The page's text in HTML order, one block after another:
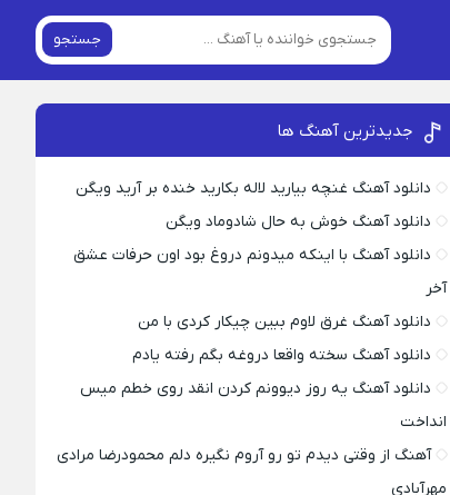
جستجو
جدیدترین آهنگ ها
دانلود آهنگ غنچه بیارید لاله بکارید خنده بر آرید ویگن
دانلود آهنگ خوش به حال شادوماد ویگن
دانلود آهنگ با اینکه میدونم دروغ بود اون حرفات عشق
آخر
دانلود آهنگ غرق لاوم ببین چیکار کردی با من
دانلود آهنگ سخته واقعا دروغه بگم رفته یادم
دانلود آهنگ یه روز دیوونم کردن انقد روی خطم میس
انداخت
آهنگ از وقتی دیدم تو رو آروم نگیره دلم محمودرضا مرادی
مهرآبادی